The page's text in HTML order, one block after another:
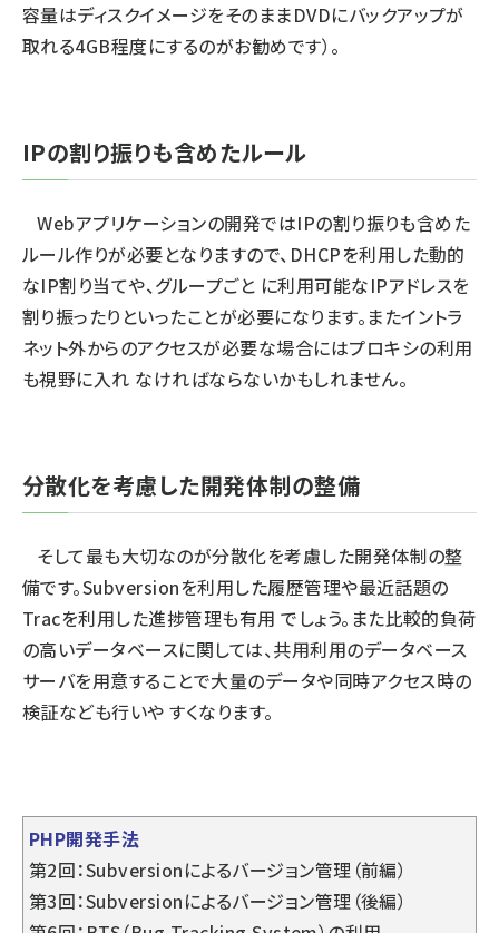
容量はディスクイメージをそのままDVDにバックアップが
取れる4GB程度にするのがお勧めです）。
IPの割り振りも含めたルール
Webアプリケーションの開発ではIPの割り振りも含めた
ルール作りが必要となりますので、DHCPを利用した動的
なIP割り当てや、グループごと に利用可能なIPアドレスを
割り振ったりといったことが必要になります。またイントラ
ネット外からのアクセスが必要な場合にはプロキシの利用
も視野に入れ なければならないかもしれません。
分散化を考慮した開発体制の整備
そして最も大切なのが分散化を考慮した開発体制の整
備です。Subversionを利用した履歴管理や最近話題の
Tracを利用した進捗管理も有用 でしょう。また比較的負荷
の高いデータベースに関しては、共用利用のデータベース
サーバを用意することで大量のデータや同時アクセス時の
検証なども行いや すくなります。
PHP開発手法
第2回：Subversionによるバージョン管理（前編）
第3回：Subversionによるバージョン管理（後編）